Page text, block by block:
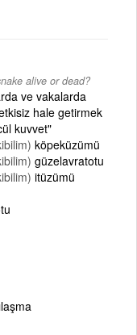
alive or dead?
ve vakalarda
hale getirmek
kuvvet"
köpeküzümü
güzelavratotu
itüzümü